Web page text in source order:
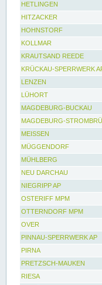
HETLINGEN
HITZACKER
HOHNSTORF
KOLLMAR
KRAUTSAND REEDE
KRÜCKAU-SPERRWERK
LENZEN
LÜHORT
MAGDEBURG-BUCKAU
MAGDEBURG-
MEISSEN
MÜGGENDORF
MÜHLBERG
NEU DARCHAU
NIEGRIPP AP
OSTERIFF MPM
OTTERNDORF MPM
OVER
PINNAU-SPERRWERK AP
PIRNA
PRETZSCH-MAUKEN
RIESA